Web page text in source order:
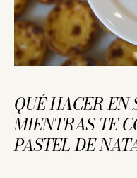
QUÉ HACER
MIENTRAS TE
PASTEL DE